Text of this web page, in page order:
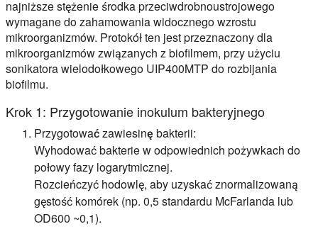
najniższe stężenie środka przeciwdrobnoustrojowego
wymagane do zahamowania widocznego wzrostu
mikroorganizmów. Protokół ten jest przeznaczony dla
mikroorganizmów związanych z biofilmem, przy użyciu
sonikatora wielodołkowego UIP400MTP do rozbijania
biofilmu.
Krok 1: Przygotowanie inokulum bakteryjnego
Przygotować zawiesinę bakterii:
Wyhodować bakterie w odpowiednich pożywkach do
połowy fazy logarytmicznej.
Rozcieńczyć hodowlę, aby uzyskać znormalizowaną
gęstość komórek (np. 0,5 standardu McFarlanda lub
OD600 ~0,1).